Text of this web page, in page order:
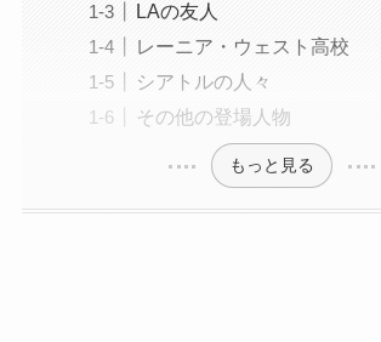
LAの友人
レーニア・ウェスト高校
シアトルの人々
その他の登場人物
もっと見る